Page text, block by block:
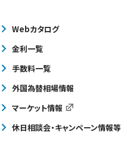
Webカタログ
金利一覧
手数料一覧
外国為替相場情報
マーケット情報
休日相談会・キャンペーン情報等